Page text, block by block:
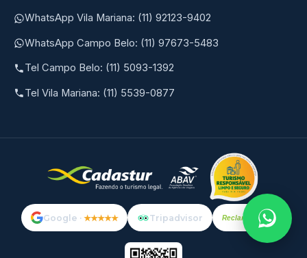
WhatsApp Vila Mariana: (11) 92123-9402
WhatsApp Campo Belo: (11) 97673-5483
Tel Campo Belo: (11) 5093-1392
Tel Vila Mariana: (11) 5539-0877
Google · ★★★★★ Tripadvisor Reclame AQUI